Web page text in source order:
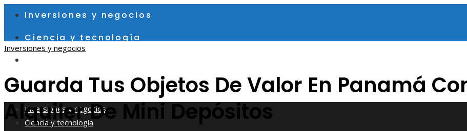
Inversiones y negocios
Ciencia y tecnología
Responsabilidad social
Inversiones y negocios
Ciencia y tecnología
Inversiones y negocios
Guarda Tus Objetos De Valor En Panamá
Alquiler De Mini Depósitos